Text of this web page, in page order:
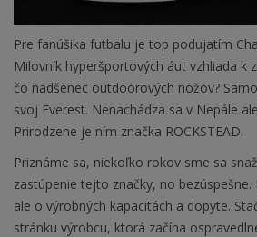
Pre fanúšika futbalu je top podujatím
Milovník hyperšportových áut vzhliada k
čo nadšenec outdoorových nožov?
svoj Everest. Nenachádza sa v Nepále
Prirodzene je ním značka ROCKSTEAD.
Priznáme sa, niekoľko rokov sme sa
zastúpenie tejto značky, no
ale o výrobných kapacitách a dopyte.
stránku výrobcu, ktorá začína